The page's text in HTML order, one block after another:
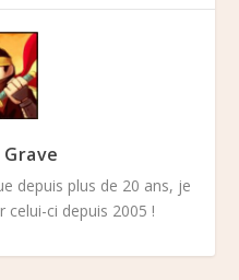
depuis plus de 20 ans, je
ci depuis 2005 !